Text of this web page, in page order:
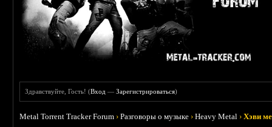
Здравствуйте, Гость! (Вход —Зарегистрироваться)
Metal Torrent Tracker Forum ›Разговоры о музыке ›Heavy Metal ›Хэви